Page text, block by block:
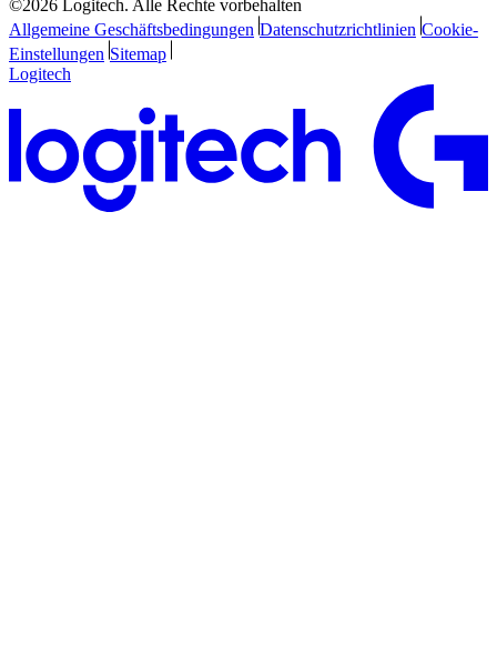
©2026 Logitech. Alle Rechte vorbehalten
Allgemeine Geschäftsbedingungen Datenschutzrichtlinien Cookie-
Einstellungen Sitemap
Logitech